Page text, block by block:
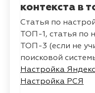
контекста в
Статья по
ТОП-1, статья по
ТОП-3 (если не
поисковой
Настройка
Настройка РСЯ